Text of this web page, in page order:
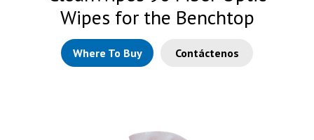
Wipes for the Benchtop
Where To Buy Contáctenos